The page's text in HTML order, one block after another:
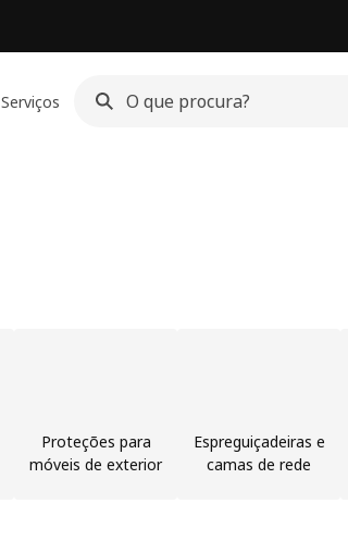
Serviços
Proteções para
móveis de exterior
Espreguiçadeiras e
camas de rede